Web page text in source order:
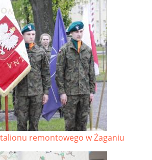
remontowego w Żaganiu